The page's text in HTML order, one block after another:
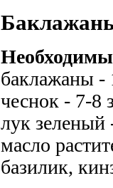
баклажаны -
чеснок - 7-8
лук зеленый
масло
базилик,